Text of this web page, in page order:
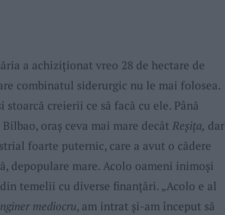
a achiziționat vreo 28 de hectare de
combinatul siderurgic nu le mai folosea.
stoarcă creierii ce să facă cu ele. Până
oraș ceva mai mare decât Reșița, dar
foarte puternic, care a avut o cădere
depopulare mare. Acolo oameni inimoși
temelii cu diverse finanțări. „Acolo e al
mediocru, am intrat și-am început să